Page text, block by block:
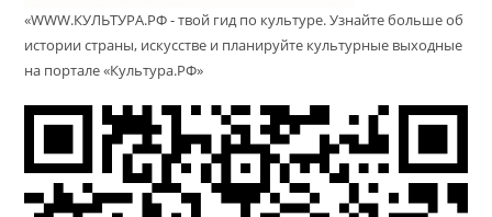
«WWW.КУЛЬТУРА.РФ - твой гид по культуре. Узнайте больше об
истории страны, искусстве и планируйте культурные выходные
на портале «Культура.РФ»